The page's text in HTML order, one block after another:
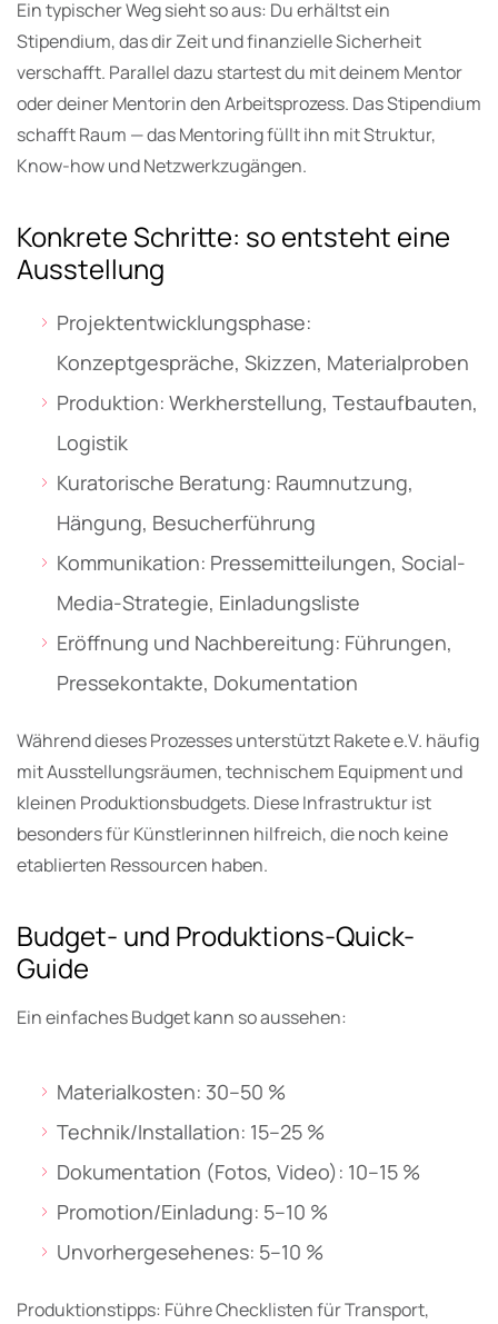
Ein typischer Weg sieht so aus: Du erhältst ein
Stipendium, das dir Zeit und finanzielle Sicherheit
verschafft. Parallel dazu startest du mit deinem Mentor
oder deiner Mentorin den Arbeitsprozess. Das Stipendium
schafft Raum — das Mentoring füllt ihn mit Struktur,
Know-how und Netzwerkzugängen.
Konkrete Schritte: so entsteht eine
Ausstellung
Projektentwicklungsphase:
Konzeptgespräche, Skizzen, Materialproben
Produktion: Werkherstellung, Testaufbauten,
Logistik
Kuratorische Beratung: Raumnutzung,
Hängung, Besucherführung
Kommunikation: Pressemitteilungen, Social-
Media-Strategie, Einladungsliste
Eröffnung und Nachbereitung: Führungen,
Pressekontakte, Dokumentation
Während dieses Prozesses unterstützt Rakete e.V. häufig
mit Ausstellungsräumen, technischem Equipment und
kleinen Produktionsbudgets. Diese Infrastruktur ist
besonders für Künstlerinnen hilfreich, die noch keine
etablierten Ressourcen haben.
Budget- und Produktions-Quick-
Guide
Ein einfaches Budget kann so aussehen:
Materialkosten: 30–50 %
Technik/Installation: 15–25 %
Dokumentation (Fotos, Video): 10–15 %
Promotion/Einladung: 5–10 %
Unvorhergesehenes: 5–10 %
Produktionstipps: Führe Checklisten für Transport,